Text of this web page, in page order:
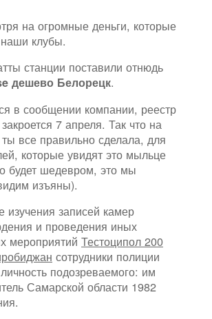
на огромные деньги, которые
клубы.
станции поставили отнюдь
дешево Белорецк.
в сообщении компании, реестр
7 апреля. Так что на
все правильно сделала, для
которые увидят это мыльце
будет шедевром, это мы
изъяны).
изучения записей камер
и проведения иных
мероприятий Тестоципол 200
сотрудники полиции
подозреваемого: им
Самарской области 1982